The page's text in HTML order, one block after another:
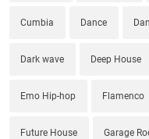
Cumbia Dance
Dark wave Deep House
Emo Hip-hop Flamenco
Future House Garage